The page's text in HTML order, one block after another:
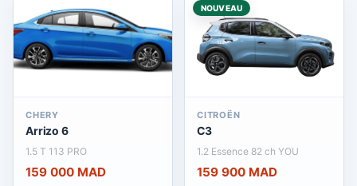
CHERY
Arrizo 6
1.5 T 113 PRO
159 000 MAD
NOUVEAU
CITROËN
C3
1.2 Essence 82 ch YOU
159 900 MAD